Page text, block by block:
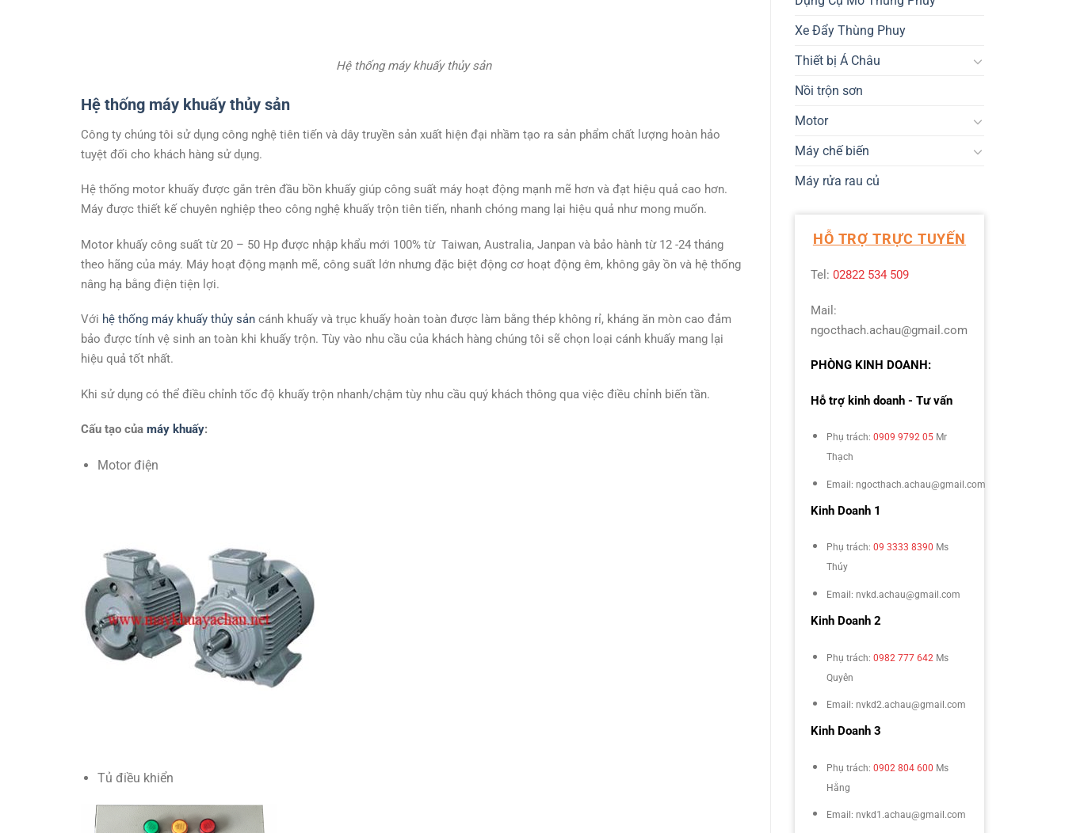
Hệ thống máy khuấy thủy sản
Hệ thống máy khuấy thủy sản
Công ty chúng tôi sử dụng công nghệ tiên tiến và dây truyền sản xuất hiện đại nhầm tạo ra sản phẩm chất lượng hoàn hảo
tuyệt đối cho khách hàng sử dụng.
Hệ thống motor khuấy được gắn trên đầu bồn khuấy giúp công suất máy hoạt động mạnh mẽ hơn và đạt hiệu quả cao hơn.
Máy được thiết kế chuyên nghiệp theo công nghệ khuấy trộn tiên tiến, nhanh chóng mang lại hiệu quả như mong muốn.
Motor khuấy công suất từ 20 – 50 Hp được nhập khẩu mới 100% từ Taiwan, Australia, Janpan và bảo hành từ 12 -24 tháng
theo hãng của máy. Máy hoạt động mạnh mẽ, công suất lớn nhưng đặc biệt động cơ hoạt động êm, không gây ồn và hệ thống
nâng hạ bằng điện tiện lợi.
Với hệ thống máy khuấy thủy sản cánh khuấy và trục khuấy hoàn toàn được làm bằng thép không rỉ, kháng ăn mòn cao đảm
bảo được tính vệ sinh an toàn khi khuấy trộn. Tùy vào nhu cầu của khách hàng chúng tôi sẽ chọn loại cánh khuấy mang lại
hiệu quả tốt nhất.
Khi sử dụng có thể điều chỉnh tốc độ khuấy trộn nhanh/chậm tùy nhu cầu quý khách thông qua việc điều chỉnh biến tần.
Cấu tạo của máy khuấy:
Motor điện
Tủ điều khiển
Xe Đẩy Thùng Phuy
Thiết bị Á Châu
Nồi trộn sơn
Motor
Máy chế biến
Máy rửa rau củ
HỖ TRỢ TRỰC TUYẾN
Tel: 02822 534 509
Mail:
ngocthach.achau@gmail.com
PHÒNG KINH DOANH:
Hỗ trợ kinh doanh - Tư vấn
Phụ trách: 0909 9792 05 Mr
Thạch
Email: ngocthach.achau@gmail.com
Kinh Doanh 1
Phụ trách: 09 3333 8390 Ms
Thúy
Email: nvkd.achau@gmail.com
Kinh Doanh 2
Phụ trách: 0982 777 642 Ms
Quyên
Email: nvkd2.achau@gmail.com
Kinh Doanh 3
Phụ trách: 0902 804 600 Ms
Hằng
Email: nvkd1.achau@gmail.com